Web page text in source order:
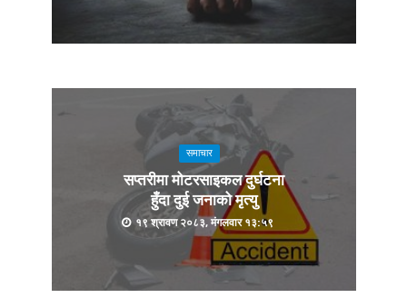
समाचार
सप्तरीमा मोटरसाइकल दुर्घटना
हुँदा दुई जनाको मृत्यु
१९ श्रावण २०८३, मंगलवार १३:५९